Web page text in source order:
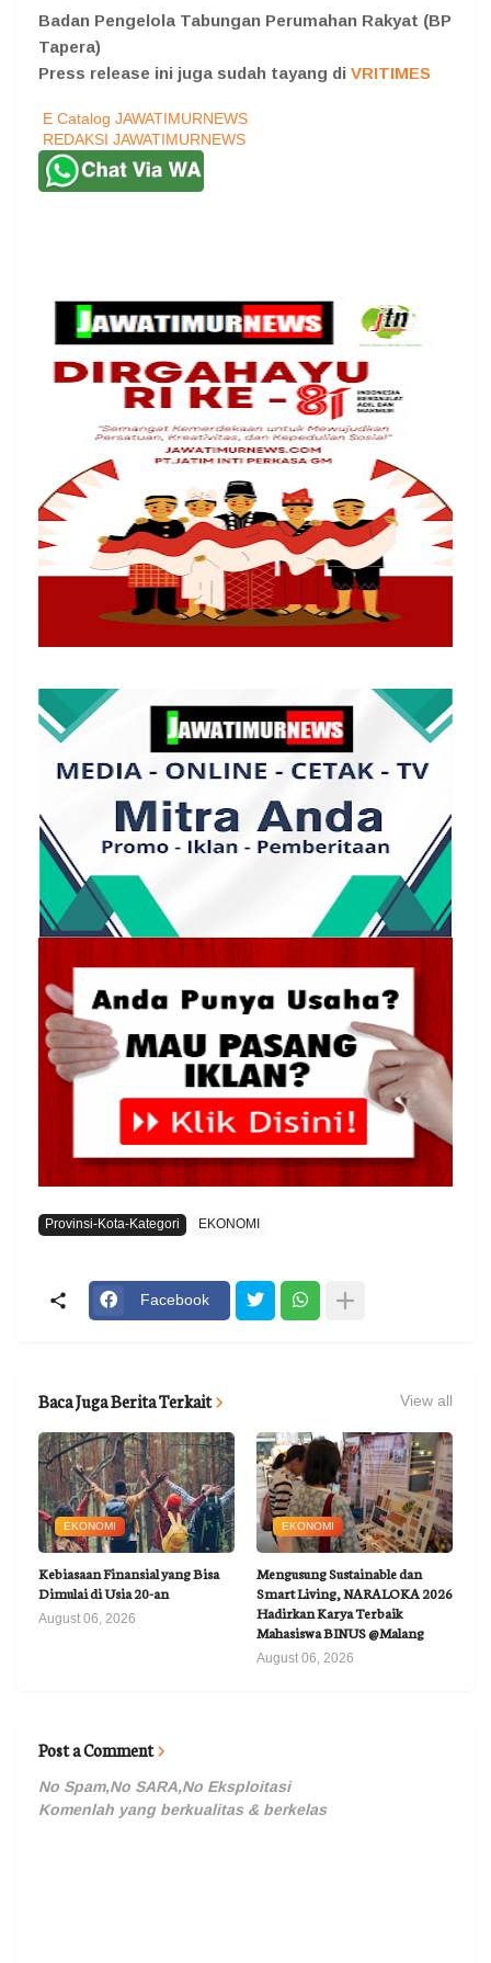
Badan Pengelola Tabungan Perumahan Rakyat (BP
Tapera)
Press release ini juga sudah tayang di VRITIMES
E Catalog JAWATIMURNEWS
REDAKSI JAWATIMURNEWS
Provinsi-Kota-Kategori EKONOMI
Facebook
Baca Juga Berita Terkait View all
EKONOMI
Kebiasaan Finansial yang Bisa
Dimulai di Usia 20-an
August 06, 2026
EKONOMI
Mengusung Sustainable dan
Smart Living, NARALOKA 2026
Hadirkan Karya Terbaik
Mahasiswa BINUS @Malang
August 06, 2026
Post a Comment
No Spam,No SARA,No Eksploitasi
Komenlah yang berkualitas & berkelas